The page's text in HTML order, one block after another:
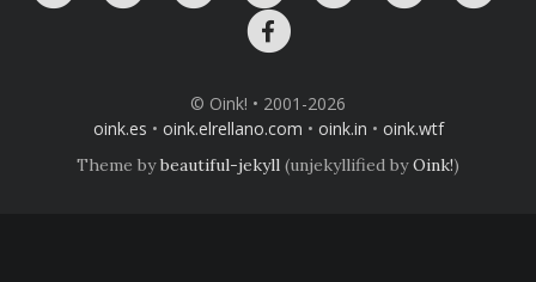
© Oink! • 2001-2026
oink.es • oink.elrellano.com • oink.in • oink.wtf
Theme bybeautiful-jekyll (unjekyllified byOink!)